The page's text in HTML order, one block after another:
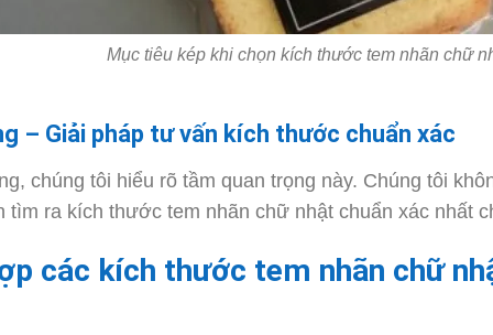
Mục tiêu kép khi chọn kích thước tem nhãn chữ
– Giải pháp tư vấn kích thước chuẩn xác
chúng tôi hiểu rõ tầm quan trọng này. Chúng tôi
tìm ra kích thước tem nhãn chữ nhật chuẩn xác nhất
các kích thước tem nhãn chữ